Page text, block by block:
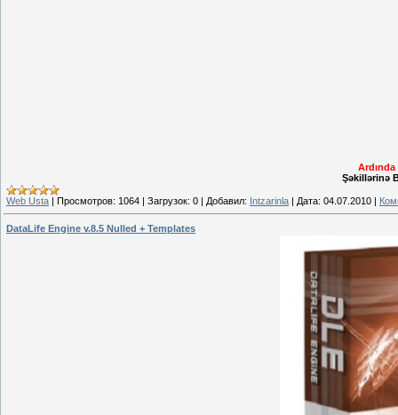
Şəkillərinə
Web Usta | Просмотров: 1064 | Загрузок: 0 | Добавил: Intzarinla | Дата: 04.07.2010 |
DataLife Engine v.8.5 Nulled + Templates